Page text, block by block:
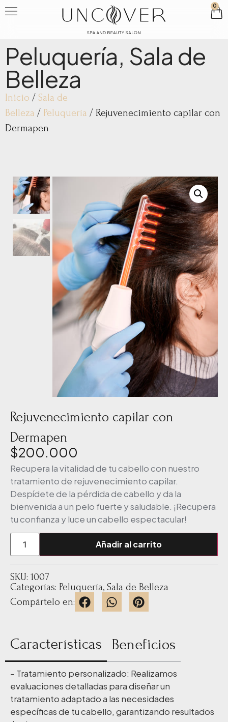
0
Peluquería, Sala de
Belleza
Inicio / Sala de
Belleza / Peluquería / Rejuvenecimiento capilar con
Dermapen
Rejuvenecimiento capilar con
Dermapen
$200.000
Recupera la vitalidad de tu cabello con nuestro
tratamiento de rejuvenecimiento capilar.
Despídete de la pérdida de cabello y da la
bienvenida a un pelo fuerte y saludable. ¡Recupera
tu confianza y luce un cabello espectacular!
Añadir al carrito
SKU: 1007
Categorías: Peluquería, Sala de Belleza
Compártelo en:
Características Beneficios
– Tratamiento personalizado: Realizamos
evaluaciones detalladas para diseñar un
tratamiento adaptado a las necesidades
específicas de tu cabello, garantizando resultados